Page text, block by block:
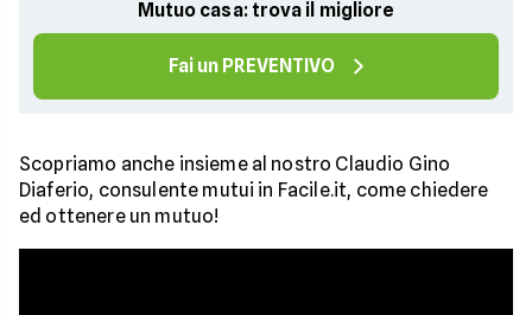
Mutuo casa: trova il migliore
Fai un PREVENTIVO
Scopriamo anche insieme al nostro Claudio Gino
Diaferio, consulente mutui in Facile.it, come chiedere
ed ottenere un mutuo!